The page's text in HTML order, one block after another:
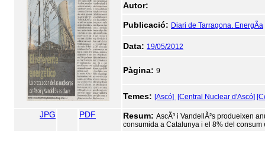
Autor:
Publicació: Diari de Tarragona. EnergÃ­a
Data: 19/05/2012
Pàgina: 9
Temes: [Ascó] [Central Nuclear d'Ascó]
JPG PDF Resum: AscÃ³ i VandellÃ²s produeixen
consumida a Catalunya i el 8% del consum